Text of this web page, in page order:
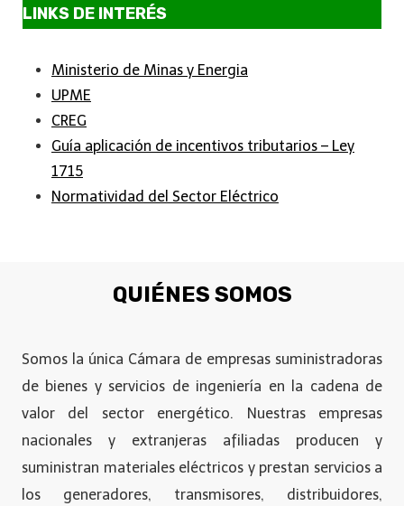
LINKS DE INTERÉS
Ministerio de Minas y Energia
UPME
CREG
Guía aplicación de incentivos tributarios – Ley
1715
Normatividad del Sector Eléctrico
QUIÉNES SOMOS
Somos la única Cámara de empresas suministradoras
de bienes y servicios de ingeniería en la cadena de
valor del sector energético. Nuestras empresas
nacionales y extranjeras afiliadas producen y
suministran materiales eléctricos y prestan servicios a
los generadores, transmisores, distribuidores,